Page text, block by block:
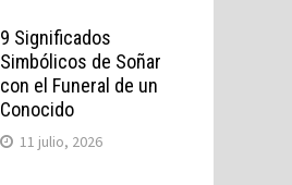
9 Significados
Simbólicos de Soñar
con el Funeral de un
Conocido
11 julio, 2026